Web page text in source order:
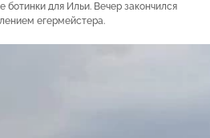
ботинки для Ильи. Вечер закончился
егермейстера.